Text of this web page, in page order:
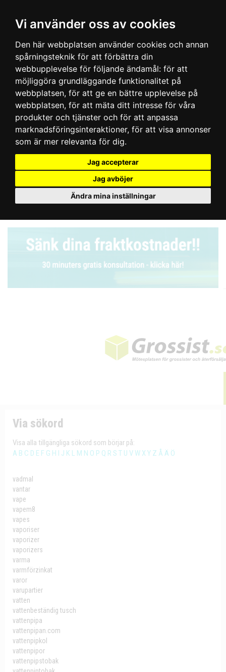
Vi använder oss av cookies
Den här webbplatsen använder cookies och annan
spårningsteknik för att förbättra din
webbupplevelse för följande ändamål: för att
möjliggöra grundläggande funktionalitet på
webbplatsen, för att ge en bättre upplevelse på
webbplatsen, för att mäta ditt intresse för våra
produkter och tjänster och för att anpassa
marknadsföringsinteraktioner, för att visa annonser
som är mer relevanta för dig.
Jag accepterar
Jag avböjer
Ändra mina inställningar
Via sökord
Visa alla tillgängliga sökord som börjar på:
A B C D E F G H I J K L M N O P Q R S T U V W XY Z Å Ä Ö
vadmal
vantar
vape
vapem8
vapes
vaporiser
vaporizer
vaporizers
varma
varmförzinkat
varor
varupartier
vatten
vattenbeständig tusch
vattenpipa
vattenpipan.com
vattenpipkol
vattenpipor
vattenpipstobak